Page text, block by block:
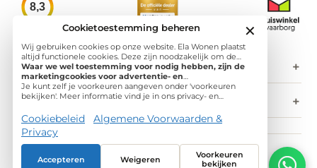
8,3
CONTACT +
NIEUWSBRIEF +
© 2026 Ela Wonen, Alle rechten voorbehouden
iDEAL Visa Mastercard Klarna Bancontact
Cookietoestemming beheren ✕
Wij gebruiken cookies op onze website. Ela Wonen plaatst
altijd functionele cookies. Deze zijn noodzakelijk om de
website goed te laten werken en om het websitegebruik te
meten. Daarnaast plaatsen we analytische cookies. Door deze
cookies te plaatsen krijgen wij informatie over
bezoekersstromen, verkeersbronnen en paginaweergaven
wordt hierbij geanonimiseerd, waardoor wij geen
persoonsgegevens verwerken en dus geen toestemming
nodig hebben.
Waar we wel toestemming voor nodig hebben, zijn de
marketingcookies voor advertentie- en
personalisatiedoeleinden. Op deze website gebruiken we
advertentiecookies zodat het online advertentieaanbod
derde partijen) inzicht krijgen in de campagneprestaties.
Je kunt zelf je voorkeuren aangeven onder 'voorkeuren
bekijken'. Meer informatie vind je in ons privacy- en
Cookiebeleid
Algemene Voorwaarden &
Privacy
Accepteren Weigeren
Voorkeuren
bekijken